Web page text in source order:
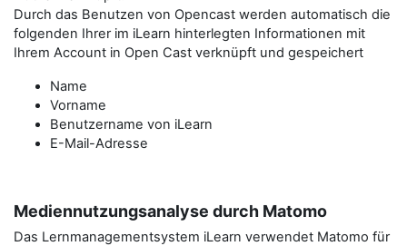
Durch das Benutzen von Opencast werden automatisch die
folgenden Ihrer im iLearn hinterlegten Informationen mit
Ihrem Account in Open Cast verknüpft und gespeichert
Name
Vorname
Benutzername von iLearn
E-Mail-Adresse
Mediennutzungsanalyse durch Matomo
Das Lernmanagementsystem iLearn verwendet Matomo für